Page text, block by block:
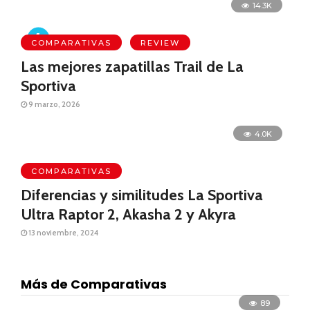
14.3K
COMPARATIVAS REVIEW
Las mejores zapatillas Trail de La
Sportiva
9 marzo, 2026
4.0K
COMPARATIVAS
Diferencias y similitudes La Sportiva
Ultra Raptor 2, Akasha 2 y Akyra
13 noviembre, 2024
Más de Comparativas
89